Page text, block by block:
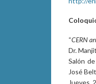
“CERN
Dr.
Salón
José
Jueves,